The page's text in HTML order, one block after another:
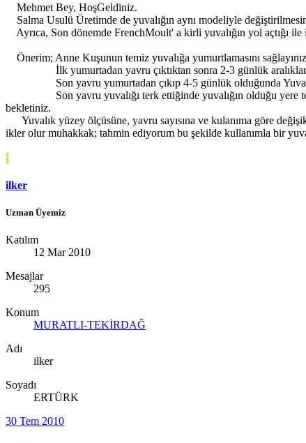
Mehmet Bey, HoşGeldiniz.
Salma Usulü Üretimde de yuvalığın aynı modeliyle
Ayrıca, Son dönemde FrenchMoult' a kirli yuvalığın yol açtığı
Önerim; Anne Kuşunun temiz yuvalığa yumurtlamasını
İlk yumurtadan yavru çıktıktan sonra 2-3 günlük aralıklarla
Son yavru yumurtadan çıkıp 4-5 günlük olduğunda
Son yavru yuvalığı terk ettiğinde yuvalığın olduğu yere
bekletiniz.
Yuvalık yüzey ölçüsüne, yavru sayısına ve kulanıma göre
ikler olur muhakkak; tahmin ediyorum bu şekilde kullanımla bir
I
ilker
Uzman Üyemiz
Katılım
12 Mar 2010
Mesajlar
295
Konum
MURATLI-TEKİRDAĞ
Adı
ilker
Soyadı
ERTÜRK
30 Tem 2010